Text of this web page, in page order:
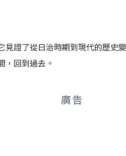
證了從日治時期到現代的歷史
，回到過去。
廣告